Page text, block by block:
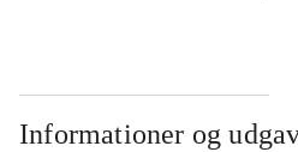
Informationer og